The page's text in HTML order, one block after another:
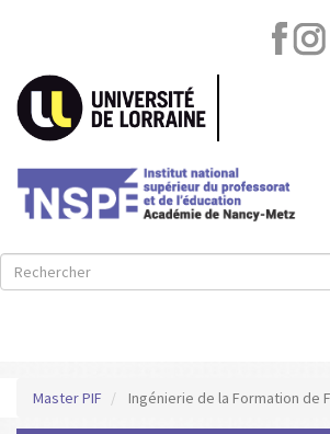
contenu
principal
Image
Lien
Rechercher
Rechercher
Master PIF
Ingénierie de la Formation de